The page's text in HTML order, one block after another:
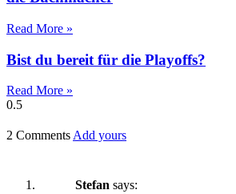
Read More »
Bist du bereit für die Playoffs?
Read More »
2 CommentsAdd yours
Stefan says: